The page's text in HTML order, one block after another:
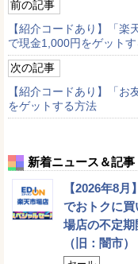
前の記事
【紹介コードあり】「楽
で現金1,000円をゲット
次の記事
【紹介コードあり】「
をゲットする方法
新着ニュース＆記事
【2026年8
でおトクに
場店の不定
（旧：闇市）